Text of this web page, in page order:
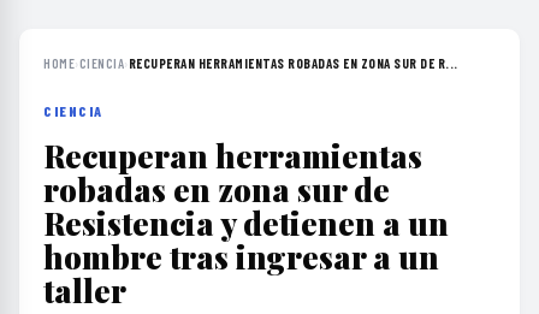
HOME›CIENCIA› RECUPERAN HERRAMIENTAS ROBADAS EN ZONA SUR DE R...
CIENCIA
Recuperan herramientas
robadas en zona sur de
Resistencia y detienen a un
hombre tras ingresar a un
taller